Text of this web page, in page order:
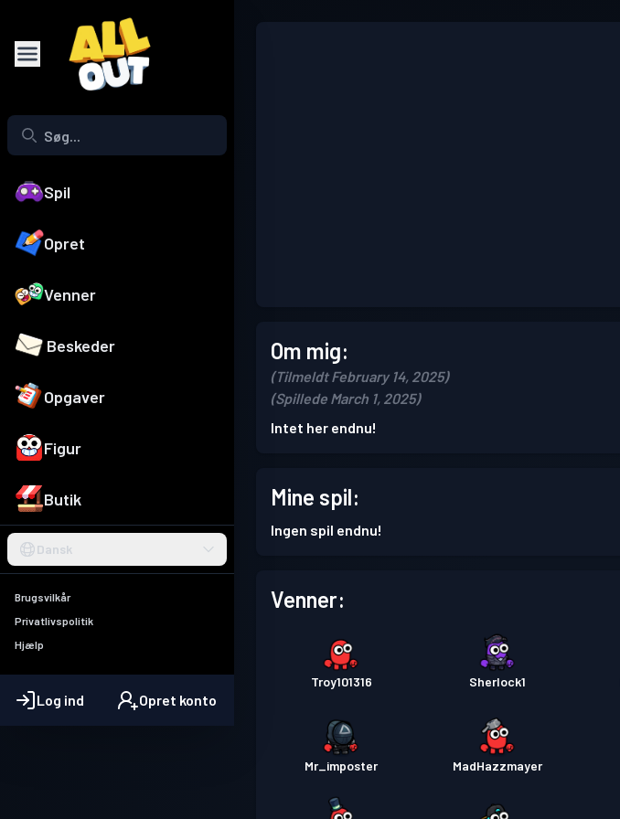
Spil
Opret
Venner
Beskeder
Opgaver
Figur
Butik
Dansk
Brugsvilkår
Privatlivspolitik
Hjælp
Log ind Opret konto
Om mig:
(Tilmeldt February 14, 2025)
(Spillede March 1, 2025)
Intet her endnu!
Mine spil:
Ingen spil endnu!
Venner:
Troy101316 Sherlock1
Mr_imposter MadHazzmayer